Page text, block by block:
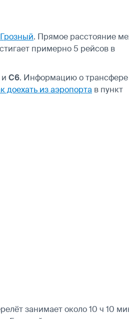
Грозный. Прямое расстояние
примерно 5 рейсов в
и C6. Информацию о
доехать из аэропорта в пункт
занимает около 10 ч 10